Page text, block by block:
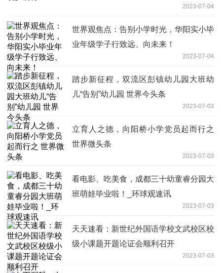
2023-07-04
世界观焦点：告别小学时光，华阳实小毕
业年级学子行致远、向未来！
2023-07-04
踏步新征程，双流区彭镇幼儿园大班幼
儿“告别”幼儿园 世界今头条
2023-07-03
立育人之德，向阳桥小学党员起而行之
世界微头条
2023-07-03
看电影、吃美食，成都三十幼童睿分园大
班萌娃毕业啦！_环球观速讯
2023-07-03
天天速看：新世纪外国语学校文武校区校
级小课题开题论证会顺利召开
2023-07-03